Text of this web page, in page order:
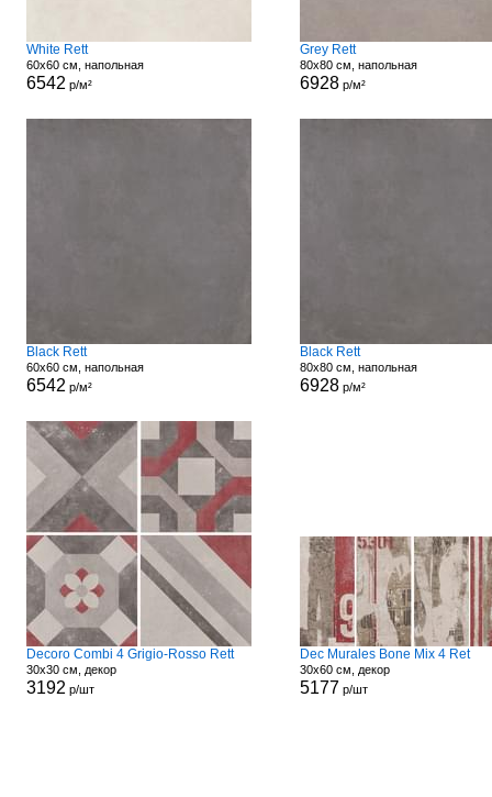
White Rett
60x60 см, напольная
6542 р/м²
Grey Rett
80x80 см, напольная
6928р/м²
Black Rett
60x60 см, напольная
6542 р/м²
Black Rett
80x80 см, напольная
6928р/м²
Decoro Combi 4 Grigio-Rosso Rett
30x30 см, декор
3192 р/шт
Dec Murales Bone Mix 4 Ret
30x60 см, декор
5177 р/шт